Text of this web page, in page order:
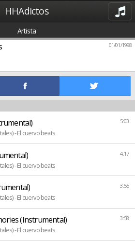
HHAdictos
Artista
01/01/1998
5:03
- El cuervo beats
4:17
- El cuervo beats
3:55
- El cuervo beats
3:58
(Instrumental)
- El cuervo beats